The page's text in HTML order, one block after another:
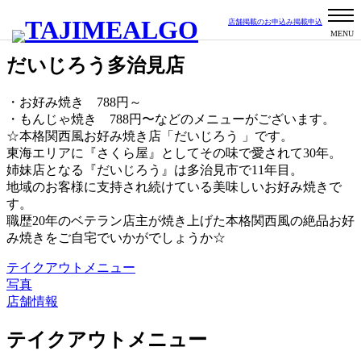
店舗掲載のお申込み掲載申込
お好み焼き・たこ焼き・焼きそば 居酒屋 精華校区
だいじろう多治見店
・お好み焼き 788円～
・もんじゃ焼き 788円〜などのメニューがございます。
☆本格関西風お好み焼き店「だいじろう 」です。
東海エリアに『さくら屋』としてその味で愛されて30年。
姉妹店となる『だいじろう』は多治見市で11年目。
地域のお客様に支持され続けている美味しいお好み焼きで
す。
職歴20年のベテラン店主が焼き上げた本格関西風の絶品お好
み焼きをご自宅でいかがでしょうか☆
テイクアウトメニュー
写真
店舗情報
テイクアウトメニュー